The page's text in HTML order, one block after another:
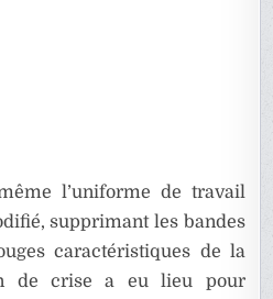
l’uniforme de travail
supprimant les bandes
caractéristiques de la
de crise a eu lieu pour